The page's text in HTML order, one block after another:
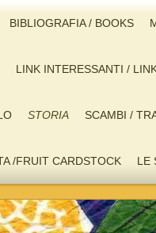
BIBLIOGRAFIA / BOOKS
LINK INTERESSANTI /
STORIA SCAMBI /
/FRUIT CARDSTOCK LE